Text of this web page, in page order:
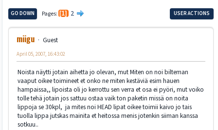
GO DOWN Pages 1 2 USER ACTIONS
miigu Guest
April 05, 2007, 16:43:02
Noista näytti jotain aihetta jo olevan, mut Miten on noi bilteman
vaaput oikee toimineet et onko ne miten kestäviä esim hauen
hampaissa,, lipoista oli jo kerrottu sen verra et osa ei pyöri, mut voiko
tolle tehä jotain jos sattuu ostaa vaik ton paketin missä on noita
lippoja se 30kpl, ja mites noi HEAD lipat oikee toimii kaivo jo tais
tuolla lippa jutskas mainita et heitossa menis jotenkin siiman kanssa
sotkuu..